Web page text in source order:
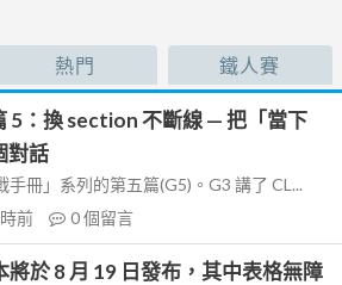
熱門 鐵人賽
5：換 section 不斷線 — 把「當下
對話
手冊」系列的第五篇(G5)。G3 講了 CL...
前 0個留言
於 8 月 19 日發布，其中表格無障